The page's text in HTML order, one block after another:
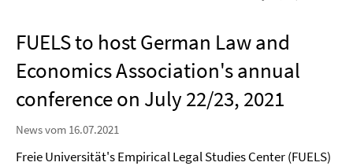
FUELS to host German Law and
Economics Association's annual
conference on July 22/23, 2021
News vom 16.07.2021
Freie Universität's Empirical Legal Studies Center (FUELS)